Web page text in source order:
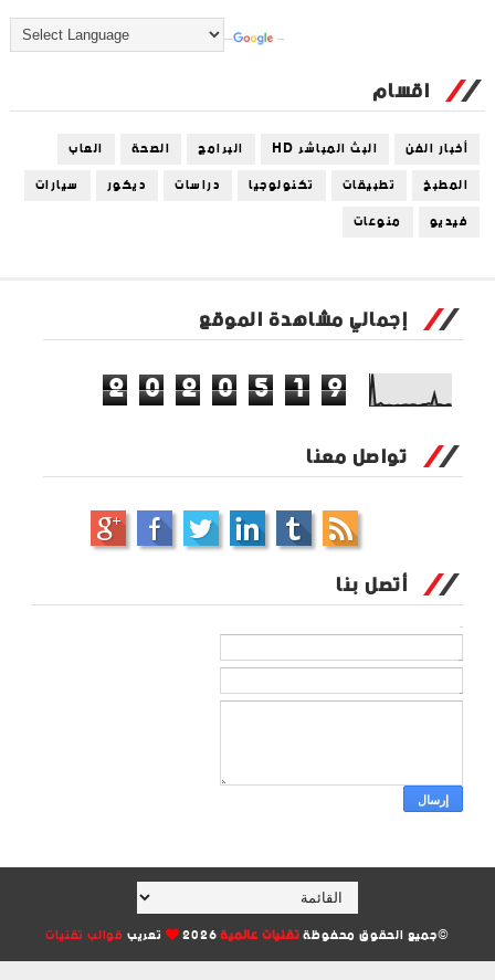
اقسام
أخبار الفن البث المباشر HD البرامج الصحة
العاب
المطبخ
تطبيقات تكنولوجيا دراسات ديكور
سيارات
فيديو
منوعات
إجمالي مشاهدة الموقع
2 0 2 0 5 1 9
تواصل معنا
أتصل بنا
©جميع الحقوق محفوظةتقنيات عالمية2026 تعريبقوالب تقنيات